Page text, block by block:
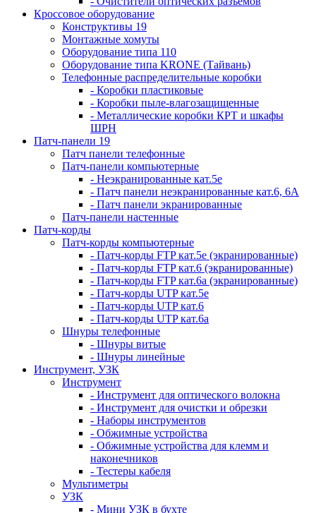
Кроссовое оборудование
Конструктивы 19
Монтажные хомуты
Оборудование типа 110
Оборудование типа KRONE (Тайвань)
Телефонные распределительные коробки
- Коробки пластиковые
- Коробки пыле-влагозащищенные
- Металлические коробки КРТ и шкафы
ШРН
Патч-панели 19
Патч панели телефонные
Патч-панели компьютерные
- Неэкранированные кат.5е
- Патч панели неэкранированные кат.6, 6А
- Патч панели экранированные
Патч-панели настенные
Патч-корды
Патч-корды компьютерные
- Патч-корды FTP кат.5е (экранированные)
- Патч-корды FTP кат.6 (экранированные)
- Патч-корды FTP кат.6а (экранированные)
- Патч-корды UTP кат.5е
- Патч-корды UTP кат.6
- Патч-корды UTP кат.6а
Шнуры телефонные
- Шнуры витые
- Шнуры линейные
Инструмент, УЗК
Инструмент
- Инструмент для оптического волокна
- Инструмент для очистки и обрезки
- Наборы инструментов
- Обжимные устройства
- Обжимные устройства для клемм и
наконечников
- Тестеры кабеля
Мультиметры
УЗК
- Мини УЗК в бухте